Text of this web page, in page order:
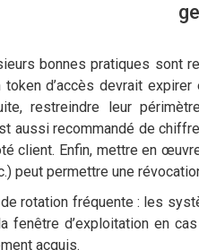
bonnes pratiques sont
d’accès devrait
restreindre leur
aussi recommandé de
client. Enfin, mettre en
peut permettre une
de rotation fréquente : les
fenêtre d’exploitation en
acquis.